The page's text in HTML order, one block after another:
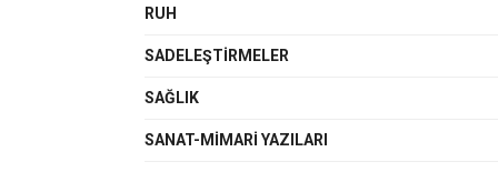
RUH
SADELEŞTIRMELER
SAĞLIK
SANAT-MIMARI YAZILARI